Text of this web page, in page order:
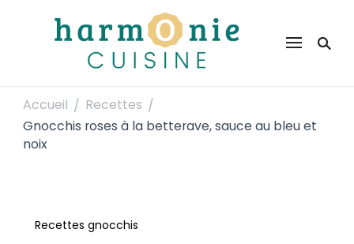
Harmonie Cuisine
Accueil / Recettes /
Gnocchis roses à la betterave, sauce au bleu et
noix
Recettes gnocchis